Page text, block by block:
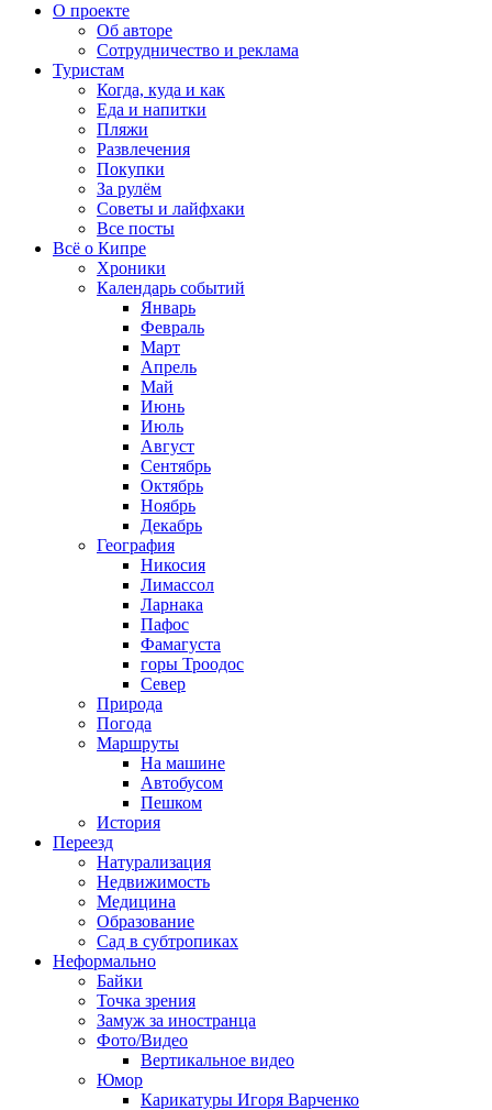
О проекте
Об авторе
Сотрудничество и реклама
Туристам
Когда, куда и как
Еда и напитки
Пляжи
Развлечения
Покупки
За рулём
Советы и лайфхаки
Все посты
Всё о Кипре
Хроники
Календарь событий
Январь
Февраль
Март
Апрель
Май
Июнь
Июль
Август
Сентябрь
Октябрь
Ноябрь
Декабрь
География
Никосия
Лимассол
Ларнака
Пафос
Фамагуста
горы Троодос
Север
Природа
Погода
Маршруты
На машине
Автобусом
Пешком
История
Переезд
Натурализация
Недвижимость
Медицина
Образование
Сад в субтропиках
Неформально
Байки
Точка зрения
Замуж за иностранца
Фото/Видео
Вертикальное видео
Юмор
Карикатуры Игоря Варченко